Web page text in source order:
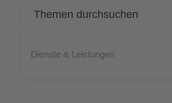
The­men durchsuchen